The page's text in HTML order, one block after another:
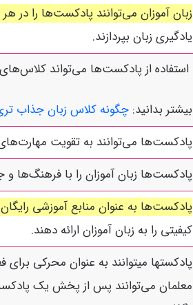
زبان آموزان می‌توانند پادکست‌ها را در
یادگیری زبان بپردازند.
استفاده از پادکست‌ها می‌تواند کلاس‌های
بیشتر بدانید: چگونه کلاس زبان جذاب
پادکست‌ها می‌توانند به تقویت
پادکست‌ها زبان آموزان را با فرهنگ‌ها و
پادکست‌ها به عنوان منابع آموزشی
کیفیتی را به زبان آموزان ارائه دهند.
پادکستها میتوانند به عنوان محرکی
معلمان می‌توانند پس از پخش یک